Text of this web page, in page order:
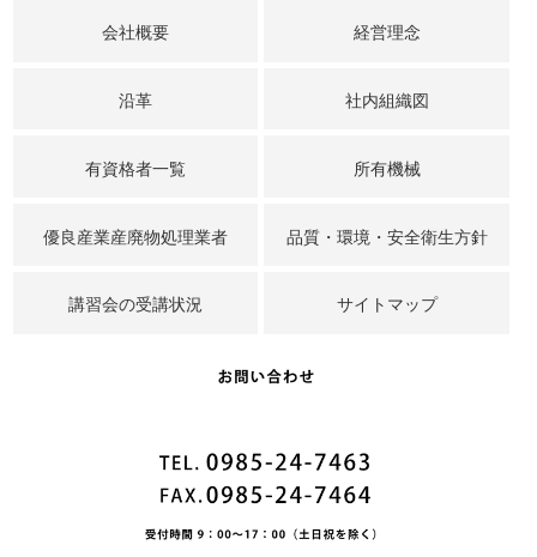
会社概要 経営理念
沿革 社内組織図
有資格者一覧 所有機械
優良産業産廃物処理業者 品質・環境・安全衛生方針
講習会の受講状況 サイトマップ